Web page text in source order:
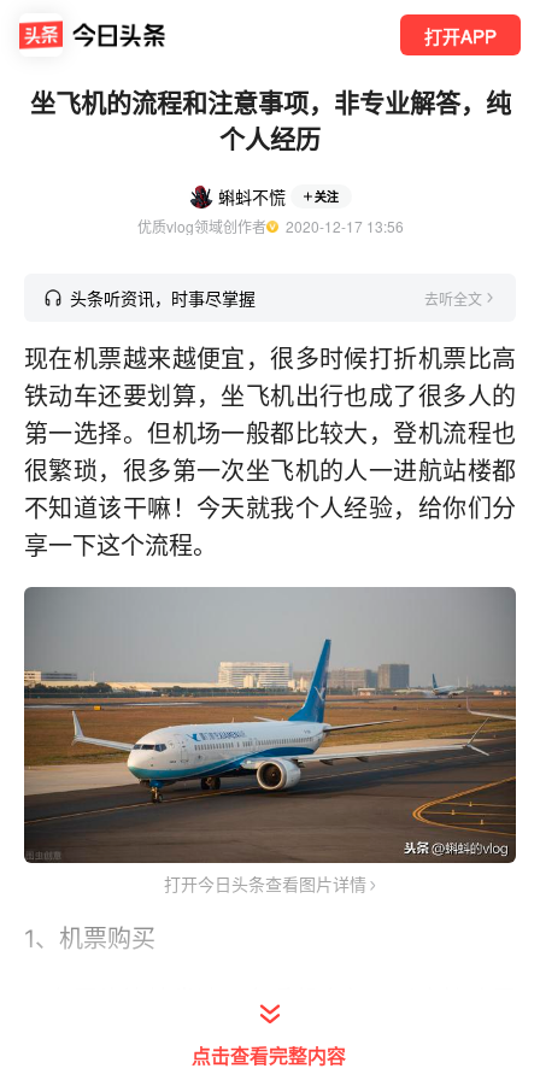
打开APP
坐飞机的流程和注意事项，非专业解答，纯
个人经历
蝌蚪不慌 关注
优质vlog领域创作者
  2020-12-17 13:56
头条听资讯，时事尽掌握 去听全文
现在机票越来越便宜，很多时候打折机票比高
铁动车还要划算，坐飞机出行也成了很多人的
第一选择。但机场一般都比较大，登机流程也
很繁琐，很多第一次坐飞机的人一进航站楼都
不知道该干嘛！今天就我个人经验，给你们分
享一下这个流程。
打开今日头条查看图片详情
1、机票购买
现在网络比较发达，在手机上便可以直接购买
机票，我最常用的就是支付宝的飞猪、微信的
点击查看完整内容